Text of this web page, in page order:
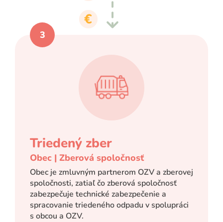
Triedený zber
Obec | Zberová spoločnosť
Obec je zmluvným partnerom OZV a zberovej
spoločnosti, zatiaľ čo zberová spoločnosť
zabezpečuje technické zabezpečenie a
spracovanie triedeného odpadu v spolupráci
s obcou a OZV.